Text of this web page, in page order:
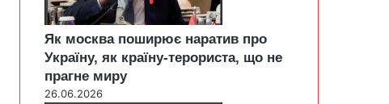
Як москва поширює наратив про
Україну, як країну-терориста, що не
прагне миру
26.06.2026